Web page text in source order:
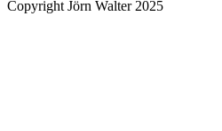
Copyright Jörn Walter 2025